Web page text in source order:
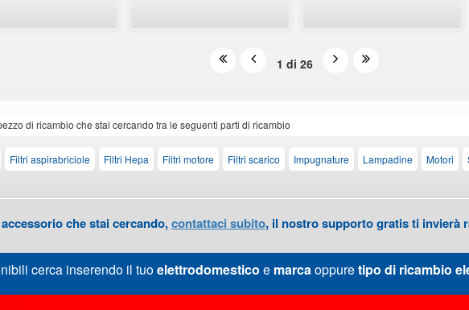
1 di 26
di ricambio che stai cercando tra le seguenti parti di ricambio
Filtri aspirabriciole Filtri Hepa Filtri motore Filtri scarico Impugnature Lampadine Motori
che stai cercando,contattaci subito, il nostro supporto gratis ti invierà
cerca inserendo il tuoelettrodomestico e marcaoppuretipo di ricambio